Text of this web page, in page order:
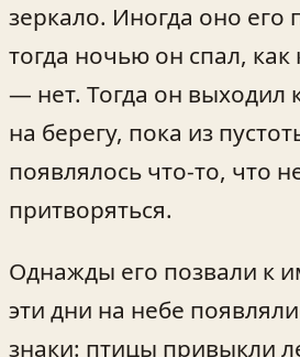
зеркало. Иногда оно его
тогда ночью он спал,
— нет. Тогда он выходил
на берегу, пока из
появлялось что-то, что
притворяться.
Однажды его позвали к
эти дни на небе
знаки: птицы привыкли